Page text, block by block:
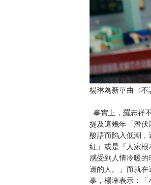
楊琳為新單曲〈
事實上，羅志祥
提及這幾年「潛
酸語而陷入低潮
紅』或是『人家
感受到人情冷暖
邊的人。」而就
事，楊琳表示：